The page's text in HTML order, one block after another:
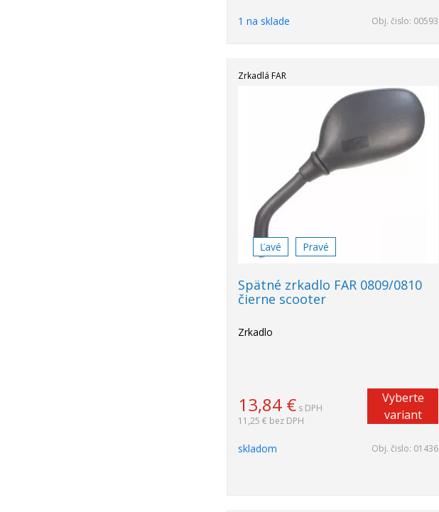
1 na sklade Obj. čislo: 00593
Zrkadlá FAR
Ľavé Pravé
Spätné zrkadlo FAR 0809/0810
čierne scooter
Zrkadlo
13,84 € s DPH
11,25 € bez DPH
Vyberte
variant
skladom Obj. čislo: 01436